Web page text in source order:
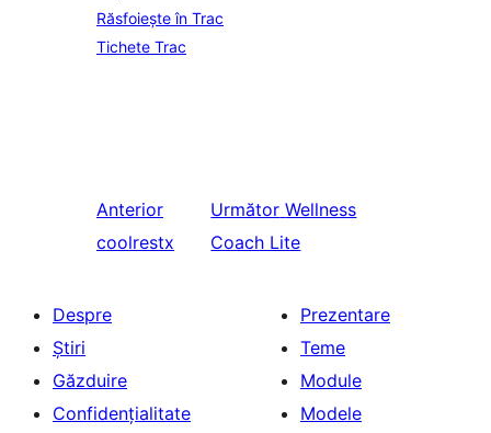
Răsfoiește în Trac
Tichete Trac
Anterior
coolrestx
Următor Wellness
Coach Lite
Despre
Știri
Găzduire
Confidențialitate
Prezentare
Teme
Module
Modele